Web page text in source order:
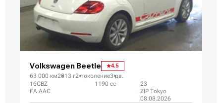
Volkswagen Beetle 4.5
63 000 км2013 г2 поколение3 дв.
16CBZ
FA AAC
1190 сс
23
ZIP Tokyo
08.08.2026